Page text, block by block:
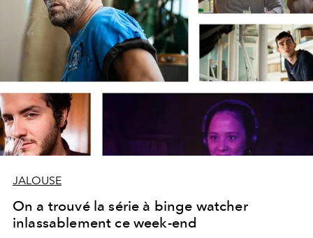
JALOUSE
On a trouvé la série à binge watcher
inlassablement ce week-end